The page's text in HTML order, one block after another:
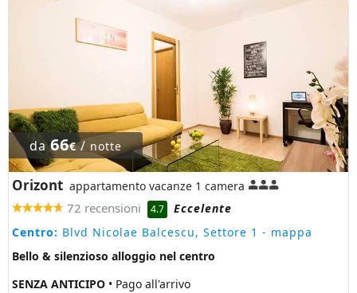
da66€/ notte
Orizont appartamento vacanze 1 camera
72 recensioni 4.7
Eccelente
Centro: Blvd Nicolae Balcescu, Settore 1 - mappa
Bello & silenzioso alloggio nel centro
SENZA ANTICIPO • Pago all'arrivo